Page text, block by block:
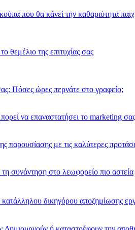
που θα κάνεί την καθαριότητα
θεμέλιο της επιτυχίας σας
Πόσες ώρες περνάτε στο γραφείο;
να επαναστατήσει το marketing σας
παρουσίασης με τις καλύτερες
τη συνάντηση στο λεωφορείο πιο αστεία
κατάλληλου δικηγόρου αποζημίωσης